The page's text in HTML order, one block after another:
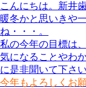
こんにちは。新井
暖冬かと思いきや
ね・・・。
私の今年の目標は
気になることやわ
に是非聞いて下さ
今年もよろしくお